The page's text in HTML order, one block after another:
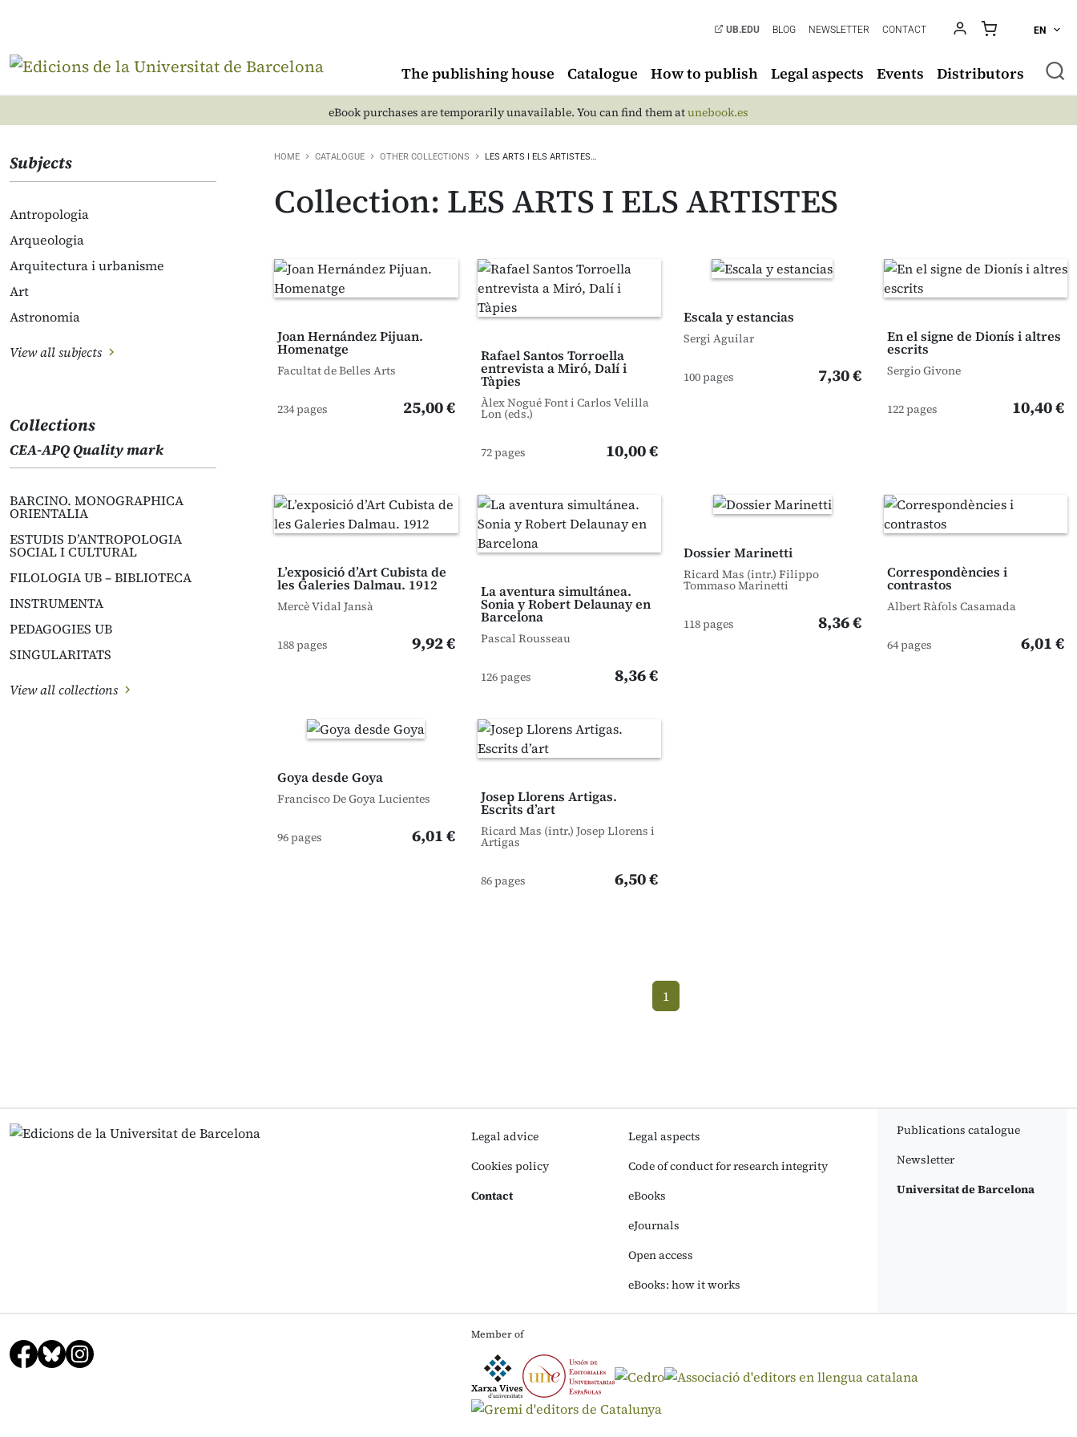
UB.EDU BLOG NEWSLETTER CONTACT EN
The publishing house Catalogue How to publish Legal aspects Events Distributors
eBook purchases are temporarily unavailable. You can find them atunebook.es
Subjects
Antropologia
Arqueologia
Arquitectura i urbanisme
Art
Astronomia
View all subjects
Collections
CEA-APQ Quality mark
BARCINO. MONOGRAPHICA
ORIENTALIA
ESTUDIS D’ANTROPOLOGIA
SOCIAL I CULTURAL
FILOLOGIA UB – BIBLIOTECA
INSTRUMENTA
PEDAGOGIES UB
SINGULARITATS
View all collections
HOME CATALOGUE OTHER COLLECTIONS LES ARTS I ELS ARTISTES…
Collection: LES ARTS I ELS ARTISTES
Joan Hernández Pijuan.
Homenatge
Facultat de Belles Arts
234 pages 25,00 €
Rafael Santos Torroella
entrevista a Miró, Dalí i
Tàpies
Àlex Nogué Font i Carlos Velilla
Lon (eds.)
72 pages 10,00 €
Escala y estancias
Sergi Aguilar
100 pages 7,30 €
En el signe de Dionís i altres
escrits
Sergio Givone
122 pages 10,40 €
L’exposició d’Art Cubista de
les Galeries Dalmau. 1912
Mercè Vidal Jansà
188 pages 9,92 €
La aventura simultánea.
Sonia y Robert Delaunay en
Barcelona
Pascal Rousseau
126 pages 8,36 €
Dossier Marinetti
Ricard Mas (intr.) Filippo
Tommaso Marinetti
118 pages 8,36 €
Correspondències i
contrastos
Albert Ràfols Casamada
64 pages 6,01 €
Goya desde Goya
Francisco De Goya Lucientes
96 pages 6,01 €
Josep Llorens Artigas.
Escrits d’art
Ricard Mas (intr.) Josep Llorens i
Artigas
86 pages 6,50 €
1
Legal advice
Cookies policy
Contact
Legal aspects
Code of conduct for research integrity
eBooks
eJournals
Open access
eBooks: how it works
Publications catalogue
Newsletter
Universitat de Barcelona
Member of